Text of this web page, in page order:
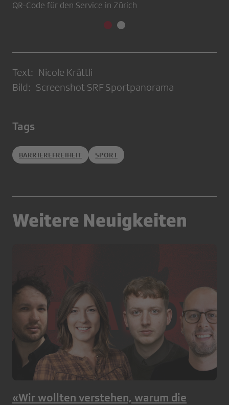
QR-Code für den Service in Zürich
Text: Nicole Krättli
Bild: Screenshot SRF Sportpanorama
Tags
BARRIEREFREIHEIT SPORT
Weitere Neuigkeiten
«Wir wollten verstehen, warum die